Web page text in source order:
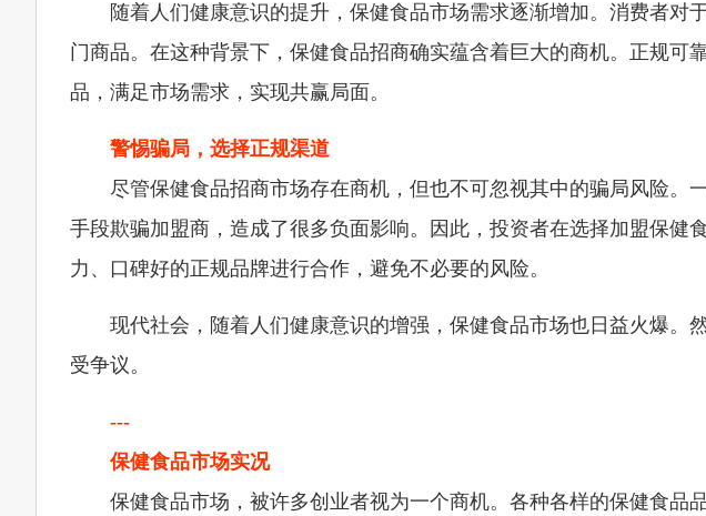
随着人们健康意识的提升，保健食品市场需求逐渐增加。消费者对
门商品。在这种背景下，保健食品招商确实蕴含着巨大的商机。正规可
品，满足市场需求，实现共赢局面。
警惕骗局，选择正规渠道
尽管保健食品招商市场存在商机，但也不可忽视其中的骗局风险。
手段欺骗加盟商，造成了很多负面影响。因此，投资者在选择加盟保健
力、口碑好的正规品牌进行合作，避免不必要的风险。
现代社会，随着人们健康意识的增强，保健食品市场也日益火爆。
受争议。
---
保健食品市场实况
保健食品市场，被许多创业者视为一个商机。各种各样的保健食品